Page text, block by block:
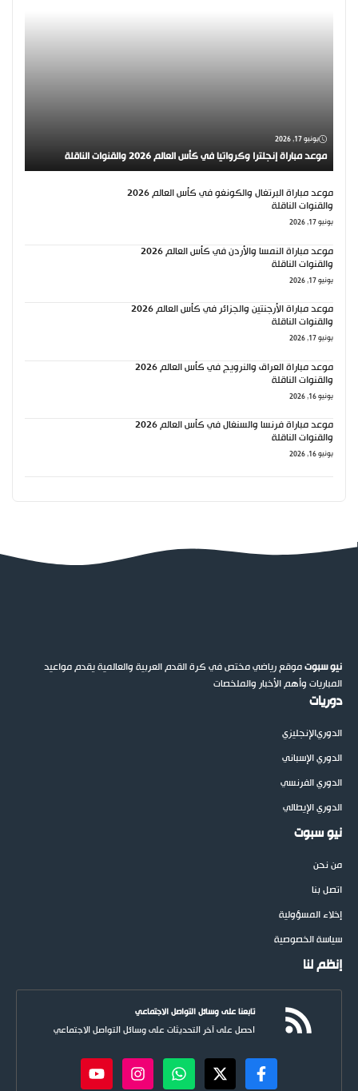
يونيو 17, 2026
موعد مباراة إنجلترا وكرواتيا في كأس العالم 2026 والقنوات الناقلة
موعد مباراة البرتغال والكونغو في كأس العالم 2026
والقنوات الناقلة
يونيو 17, 2026
موعد مباراة النمسا والأردن في كأس العالم 2026
والقنوات الناقلة
يونيو 17, 2026
موعد مباراة الأرجنتين والجزائر في كأس العالم 2026
والقنوات الناقلة
يونيو 17, 2026
موعد مباراة العراق والنرويج في كأس العالم 2026
والقنوات الناقلة
يونيو 16, 2026
موعد مباراة فرنسا والسنغال في كأس العالم 2026
والقنوات الناقلة
يونيو 16, 2026
نيو سبوتموقع رياضي مختص في كرة القدم العربية والعالمية يقدم مواعيد
المباريات وأهم الأخبار والملخصات
دوريات
الدوريالإنجليزي
الدوري الإسباني
الدوري الفرنسي
الدوري الإيطالي
نيو سبوت
من نحن
اتصل بنا
إخلاء المسؤولية
سياسة الخصوصية
إنظم لنا
تابعنا على وسائل التواصل الاجتماعي
احصل على آخر التحديثات على وسائل التواصل الاجتماعي